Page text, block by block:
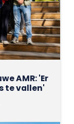
AMR: 'Er
te vallen'